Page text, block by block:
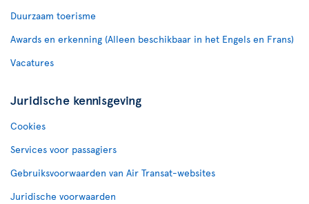
Duurzaam toerisme
Awards en erkenning (Alleen beschikbaar in het Engels en Frans)
Vacatures
Juridische kennisgeving
Cookies
Services voor passagiers
Gebruiksvoorwaarden van Air Transat-websites
Juridische voorwaarden